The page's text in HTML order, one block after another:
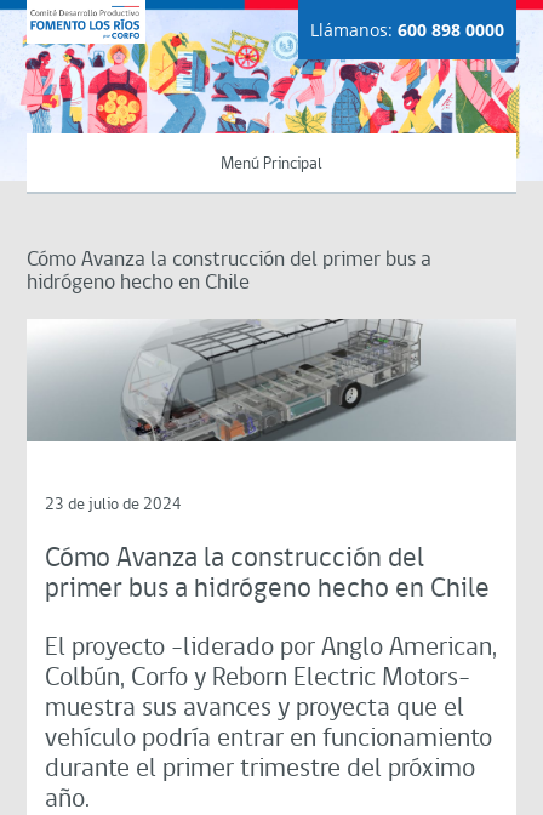
Llámanos: 600 898 0000
Menú Principal
Cómo Avanza la construcción del primer bus a
hidrógeno hecho en Chile
23 de julio de 2024
Cómo Avanza la construcción del
primer bus a hidrógeno hecho en Chile
El proyecto -liderado por Anglo American,
Colbún, Corfo y Reborn Electric Motors-
muestra sus avances y proyecta que el
vehículo podría entrar en funcionamiento
durante el primer trimestre del próximo
año.